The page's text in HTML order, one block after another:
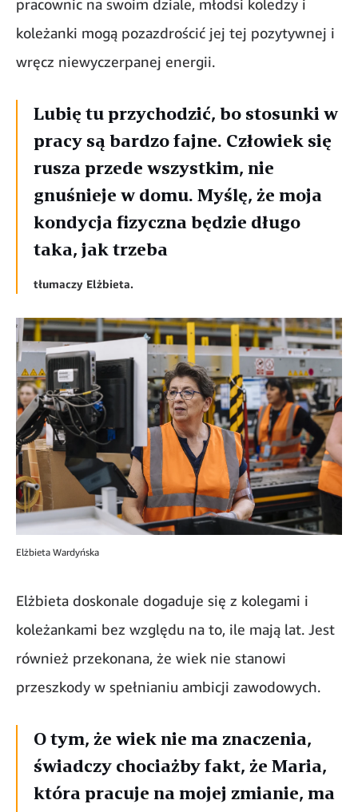
pracownic na swoim dziale, młodsi koledzy i
koleżanki mogą pozazdrościć jej tej pozytywnej i
wręcz niewyczerpanej energii.
Lubię tu przychodzić, bo stosunki w
pracy są bardzo fajne. Człowiek się
rusza przede wszystkim, nie
gnuśnieje w domu. Myślę, że moja
kondycja fizyczna będzie długo
taka, jak trzeba
tłumaczy Elżbieta.
Elżbieta Wardyńska
Elżbieta doskonale dogaduje się z kolegami i
koleżankami bez względu na to, ile mają lat. Jest
również przekonana, że wiek nie stanowi
przeszkody w spełnianiu ambicji zawodowych.
O tym, że wiek nie ma znaczenia,
świadczy chociażby fakt, że Maria,
która pracuje na mojej zmianie, ma